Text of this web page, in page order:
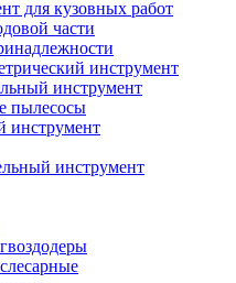
для кузовных работ
части
инструмент
инструмент
пылесосы
инструмент
инструмент